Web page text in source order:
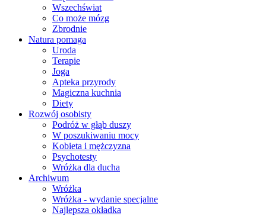
Wszechświat
Co może mózg
Zbrodnie
Natura pomaga
Uroda
Terapie
Joga
Apteka przyrody
Magiczna kuchnia
Diety
Rozwój osobisty
Podróż w głąb duszy
W poszukiwaniu mocy
Kobieta i mężczyzna
Psychotesty
Wróżka dla ducha
Archiwum
Wróżka
Wróżka - wydanie specjalne
Najlepsza okładka